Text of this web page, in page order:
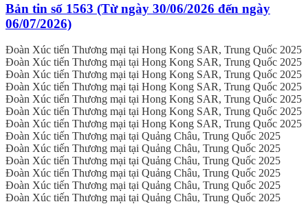
Bản tin số 1563 (Từ ngày 30/06/2026 đến ngày
06/07/2026)
Đoàn Xúc tiến Thương mại tại Hong Kong SAR, Trung Quốc 2025
Đoàn Xúc tiến Thương mại tại Hong Kong SAR, Trung Quốc 2025
Đoàn Xúc tiến Thương mại tại Hong Kong SAR, Trung Quốc 2025
Đoàn Xúc tiến Thương mại tại Hong Kong SAR, Trung Quốc 2025
Đoàn Xúc tiến Thương mại tại Hong Kong SAR, Trung Quốc 2025
Đoàn Xúc tiến Thương mại tại Hong Kong SAR, Trung Quốc 2025
Đoàn Xúc tiến Thương mại tại Hong Kong SAR, Trung Quốc 2025
Đoàn Xúc tiến Thương mại tại Quảng Châu, Trung Quốc 2025
Đoàn Xúc tiến Thương mại tại Quảng Châu, Trung Quốc 2025
Đoàn Xúc tiến Thương mại tại Quảng Châu, Trung Quốc 2025
Đoàn Xúc tiến Thương mại tại Quảng Châu, Trung Quốc 2025
Đoàn Xúc tiến Thương mại tại Quảng Châu, Trung Quốc 2025
Đoàn Xúc tiến Thương mại tại Quảng Châu, Trung Quốc 2025